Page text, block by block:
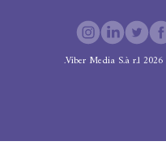
2026
Viber Media S.à r.l.